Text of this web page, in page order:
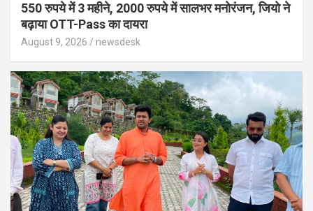
550 रुपये में 3 महीने, 2000 रुपये में सालभर मनोरंजन, जियो ने
बढ़ाया OTT-Pass का दायरा
August 9, 2026 newsdesk